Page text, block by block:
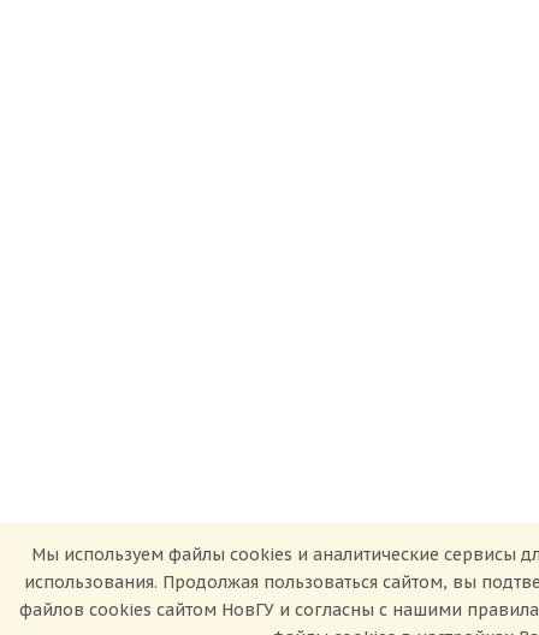
Мы используем файлы cookies и аналитические сервисы
использования. Продолжая пользоваться сайтом, вы
файлов cookies сайтом НовГУ и согласны с нашими